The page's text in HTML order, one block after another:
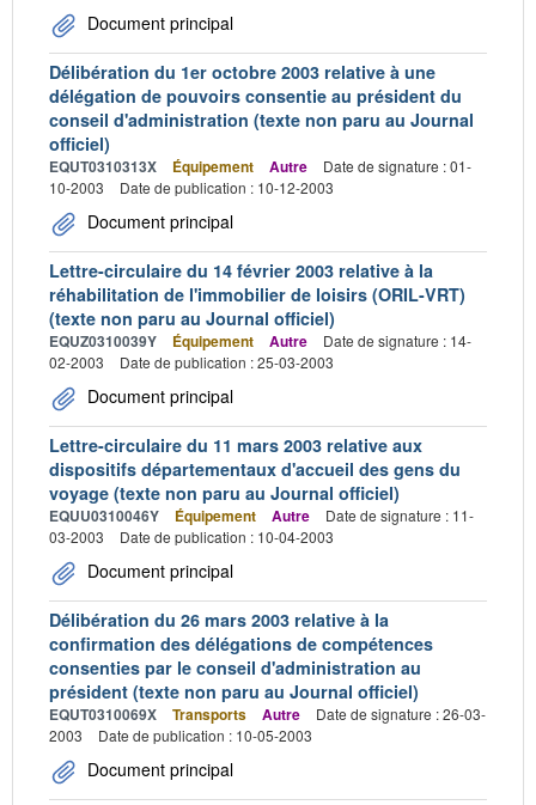
Document principal
Délibération du 1er octobre 2003 relative à une
délégation de pouvoirs consentie au président du
conseil d'administration (texte non paru au Journal
officiel)
EQUT0310313X Équipement Autre
Date de signature : 01-
10-2003
Date de publication : 10-12-2003
Document principal
Lettre-circulaire du 14 février 2003 relative à la
réhabilitation de l'immobilier de loisirs (ORIL-VRT)
(texte non paru au Journal officiel)
EQUZ0310039Y Équipement Autre
Date de signature : 14-
02-2003
Date de publication : 25-03-2003
Document principal
Lettre-circulaire du 11 mars 2003 relative aux
dispositifs départementaux d'accueil des gens du
voyage (texte non paru au Journal officiel)
EQUU0310046Y Équipement Autre
Date de signature : 11-
03-2003
Date de publication : 10-04-2003
Document principal
Délibération du 26 mars 2003 relative à la
confirmation des délégations de compétences
consenties par le conseil d'administration au
président (texte non paru au Journal officiel)
EQUT0310069X Transports Autre
Date de signature : 26-03-
2003
Date de publication : 10-05-2003
Document principal